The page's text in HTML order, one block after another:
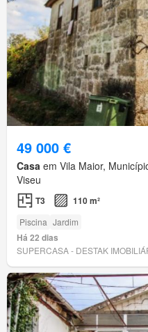
49 000 €
Casa em Vila Maior,
Viseu
T3 110 m²
Piscina Jardim
Há 22 dias
SUPERCASA - DESTAK